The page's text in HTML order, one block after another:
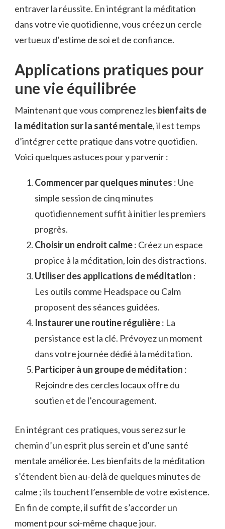
entraver la réussite. En intégrant la méditation
dans votre vie quotidienne, vous créez un cercle
vertueux d’estime de soi et de confiance.
Applications pratiques pour
une vie équilibrée
Maintenant que vous comprenez les bienfaits de
la méditation sur la santé mentale, il est temps
d’intégrer cette pratique dans votre quotidien.
Voici quelques astuces pour y parvenir :
Commencer par quelques minutes : Une
simple session de cinq minutes
quotidiennement suffit à initier les premiers
progrès.
Choisir un endroit calme: Créez un espace
propice à la méditation, loin des distractions.
Utiliser des applications de méditation :
Les outils comme Headspace ou Calm
proposent des séances guidées.
Instaurer une routine régulière: La
persistance est la clé. Prévoyez un moment
dans votre journée dédié à la méditation.
Participer à un groupe de méditation :
Rejoindre des cercles locaux offre du
soutien et de l’encouragement.
En intégrant ces pratiques, vous serez sur le
chemin d’un esprit plus serein et d’une santé
mentale améliorée. Les bienfaits de la méditation
s’étendent bien au-delà de quelques minutes de
calme ; ils touchent l’ensemble de votre existence.
En fin de compte, il suffit de s’accorder un
moment pour soi-même chaque jour.